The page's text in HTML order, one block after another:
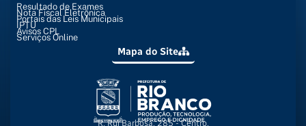
Resultado de Exames
Nota Fiscal Eletrônica
Portais das Leis Municipais
IPTU
Avisos CPL
Serviços Online
Mapa do Site
R. Rui Barbosa, 285 - Centro,